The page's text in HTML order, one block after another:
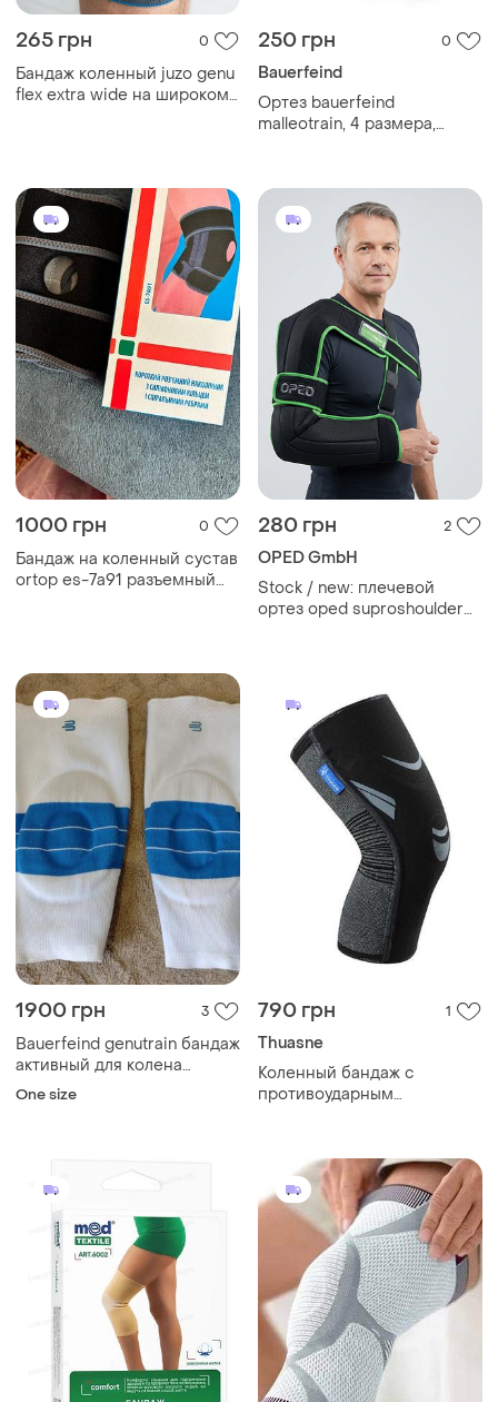
265 грн 0
Бандаж коленный juzo genu
flex extra wide на широком
250 грн 0
Bauerfeind
Ортез bauerfeind
malleotrain, 4 размера,
1000 грн 0
Бандаж на коленный сустав
ortop es-7a91 разъемный
280 грн 2
OPED GmbH
Stock / new: плечевой
ортез oped suproshoulder
1900 грн 3
Bauerfeind genutrain бандаж
активный для колена
комплект 2шт.
One size
790 грн 1
Thuasne
Коленный бандаж с
противоударным